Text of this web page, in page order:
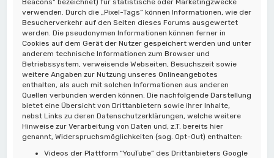
Beacons“ bezeichnet) für statistische oder Marketingzwecke
verwenden. Durch die „Pixel-Tags“ können Informationen, wie der
Besucherverkehr auf den Seiten dieses Forums ausgewertet
werden. Die pseudonymen Informationen können ferner in
Cookies auf dem Gerät der Nutzer gespeichert werden und unter
anderem technische Informationen zum Browser und
Betriebssystem, verweisende Webseiten, Besuchszeit sowie
weitere Angaben zur Nutzung unseres Onlineangebotes
enthalten, als auch mit solchen Informationen aus anderen
Quellen verbunden werden können. Die nachfolgende Darstellung
bietet eine Übersicht von Drittanbietern sowie ihrer Inhalte,
nebst Links zu deren Datenschutzerklärungen, welche weitere
Hinweise zur Verarbeitung von Daten und, z.T. bereits hier
genannt, Widerspruchsmöglichkeiten (sog. Opt-Out) enthalten:
Videos der Plattform “YouTube” des Drittanbieters Google